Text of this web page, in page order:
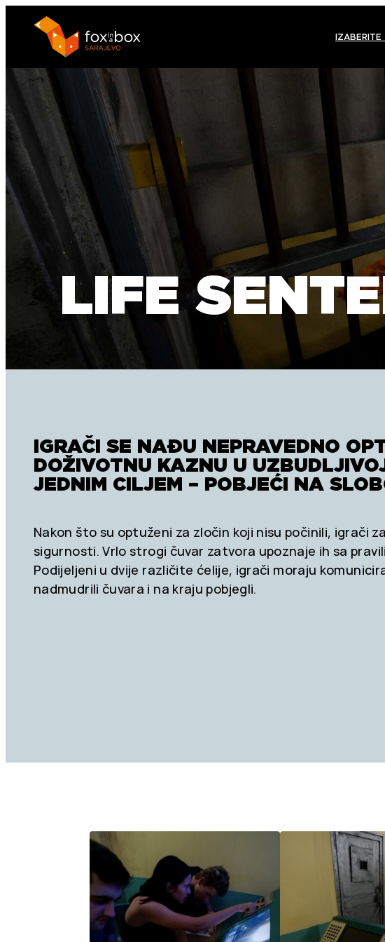
IZABERITE
LIFE
IGRAČI SE NAĐU NEPRAVEDNO
DOŽIVOTNU KAZNU U
JEDNIM CILJEM – POBJEĆI NA
Nakon što su optuženi za zločin koji nisu počinili, igrači
sigurnosti. Vrlo strogi čuvar zatvora upoznaje ih sa
Podijeljeni u dvije različite ćelije, igrači moraju
nadmudrili čuvara i na kraju pobjegli.